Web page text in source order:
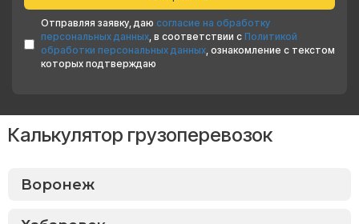
Отправляя заявку, даю согласие на обработку
персональных данных, в соответствии с Политикой
обработки персональных данных, ознакомление с текстом
которых подтверждаю
Калькулятор грузоперевозок